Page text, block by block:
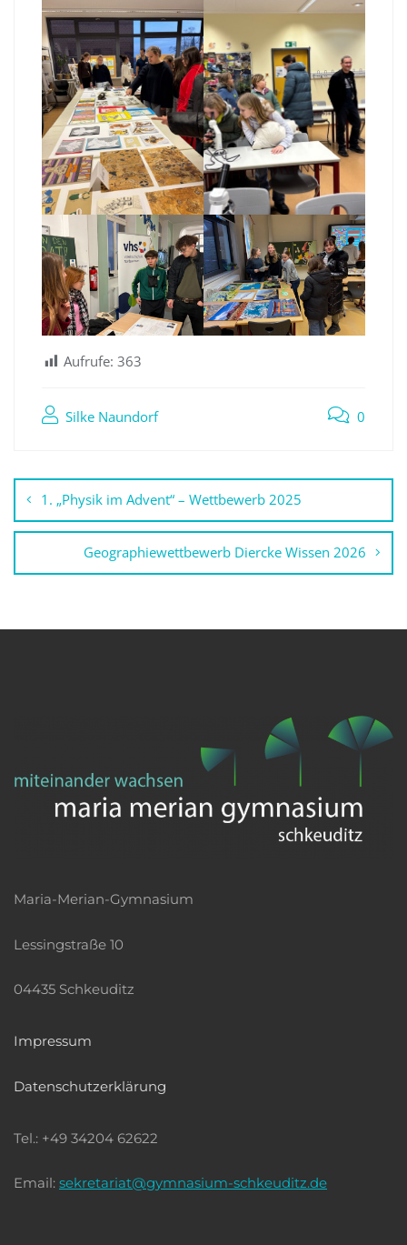
Aufrufe: 363
Silke Naundorf 0
Beitragsnavigation
1. „Physik im Advent“ – Wettbewerb 2025
Geographiewettbewerb Diercke Wissen 2026
Maria-Merian-Gymnasium
Lessingstraße 10
04435 Schkeuditz
Impressum
Datenschutzerklärung
Tel.: +49 34204 62622
Email: sekretariat@gymnasium-schkeuditz.de